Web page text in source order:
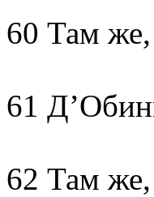
60 Там же,
61
62 Там же,